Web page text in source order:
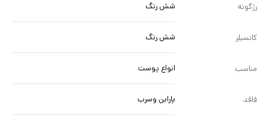
رژگونه شش رنگ
کانسیلر شش رنگ
مناسب انواع پوست
فاقد پارابن وسرب